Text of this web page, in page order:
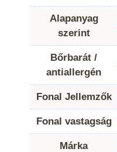
Alapanyag
szerint
Bőrbarát /
antiallergén
Fonal Jellemzők
Fonal vastagság
Márka